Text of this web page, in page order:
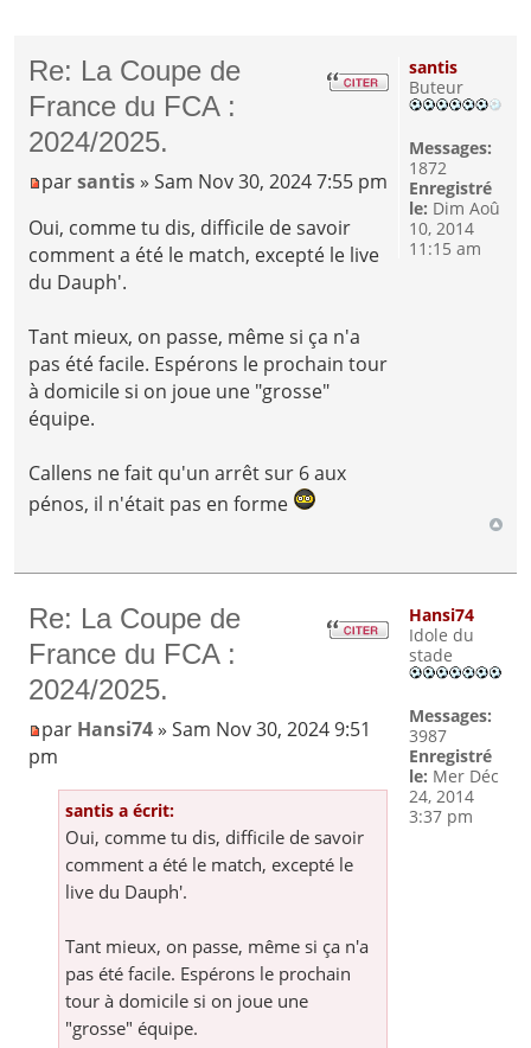
Re: La Coupe de
France du FCA :
2024/2025.
parsantis » Sam Nov 30, 2024 7:55 pm
Oui, comme tu dis, difficile de savoir
comment a été le match, excepté le live
du Dauph'.
Tant mieux, on passe, même si ça n'a
pas été facile. Espérons le prochain tour
à domicile si on joue une "grosse"
équipe.
Callens ne fait qu'un arrêt sur 6 aux
pénos, il n'était pas en forme
santis
Buteur
Messages:
1872
Enregistré
le: Dim Aoû
10, 2014
11:15 am
Re: La Coupe de
France du FCA :
2024/2025.
par Hansi74» Sam Nov 30, 2024 9:51
pm
santis a écrit:
Oui, comme tu dis, difficile de savoir
comment a été le match, excepté le
live du Dauph'.
Tant mieux, on passe, même si ça n'a
pas été facile. Espérons le prochain
tour à domicile si on joue une
"grosse" équipe.
Hansi74
Idole du
stade
Messages:
3987
Enregistré
le: Mer Déc
24, 2014
3:37 pm